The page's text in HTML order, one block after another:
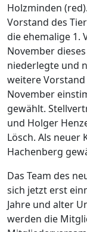
Holzminden
Vorstand des
die ehemalige 1.
November
niederlegte und
weitere
November
gewählt.
und Holger
Lösch. Als neuer
Hachenberg
Das Team des
sich jetzt erst
Jahre und alter
werden die